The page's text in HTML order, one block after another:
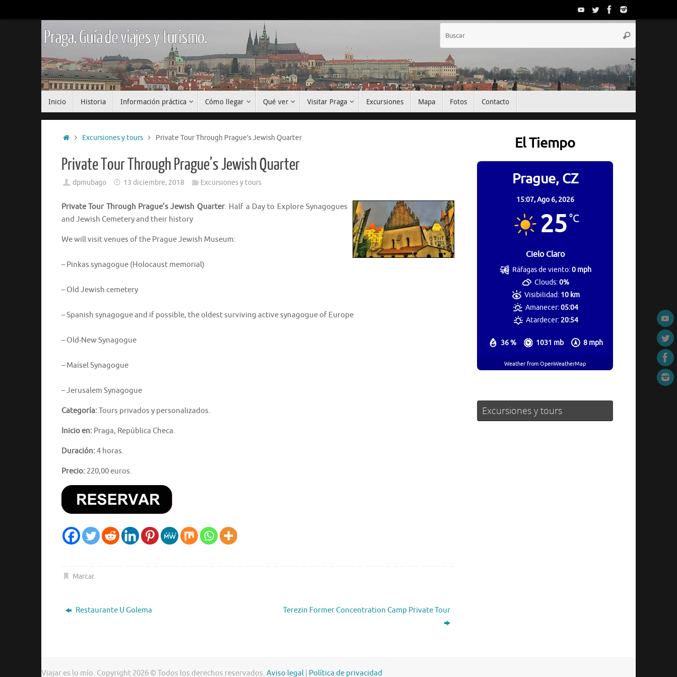
al
Praga. Guía de viajes y turismo. Buscar
Inicio Historia Información práctica Cómo llegar Qué ver Visitar Praga Excursiones Mapa Fotos Contacto
InicioExcursiones y tours Private Tour Through Prague’s Jewish Quarter
Private Tour Through Prague’s Jewish Quarter
dpmubago 13 diciembre, 2018 Excursiones y tours
Private Tour Through Prague’s Jewish Quarter. Half a Day to Explore Synagogues
and Jewish Cemetery and their history
We will visit venues of the Prague Jewish Museum:
– Pinkas synagogue (Holocaust memorial)
– Old Jewish cemetery
– Spanish synagogue and if possible, the oldest surviving active synagogue of Europe
– Old-New Synagogue
– Maisel Synagogue
– Jerusalem Synagogue
Categoría:Tours privados y personalizados.
Inicio en: Praga, República Checa.
Duración:4 horas.
Precio: 220,00 euros.
Marcar.
Restaurante U Golema Terezin Former Concentration Camp Private Tour
El Tiempo
Prague, CZ
15:07,Ago 6, 2026
25°C
Cielo Claro
36 % 1031 mb 8 mph
Ráfagas de viento:0 mph
Clouds:0%
Visibilidad: 10 km
Amanecer:05:04
Atardecer:20:54
Weather from OpenWeatherMap
Excursiones y tours
Viajar es lo mío. Copyright 2026 © Todos los derechos reservados. Aviso legal | Política de privacidad